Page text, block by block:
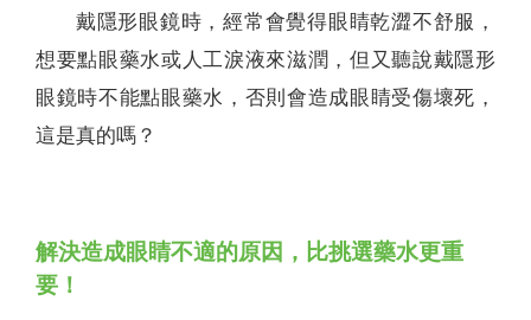
戴隱形眼鏡時，經常會覺得眼睛乾澀不舒服，
想要點眼藥水或人工淚液來滋潤，但又聽說戴隱形
眼鏡時不能點眼藥水，否則會造成眼睛受傷壞死，
這是真的嗎？
解決造成眼睛不適的原因，比挑選藥水更重
要！